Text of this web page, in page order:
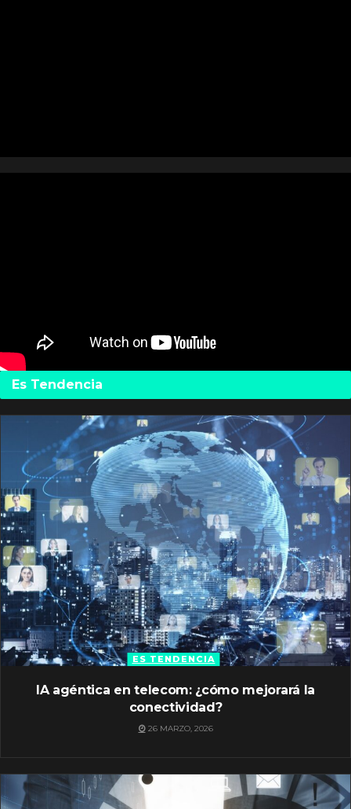
Es Tendencia
ES TENDENCIA
IA agéntica en telecom: ¿cómo mejorará la
conectividad?
26 MARZO, 2026